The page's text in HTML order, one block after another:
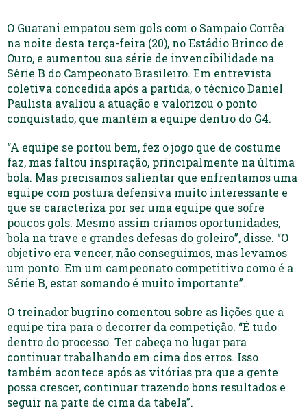
O Guarani empatou sem gols com o Sampaio Corrêa
na noite desta terça-feira (20), no Estádio Brinco de
Ouro, e aumentou sua série de invencibilidade na
Série B do Campeonato Brasileiro. Em entrevista
coletiva concedida após a partida, o técnico Daniel
Paulista avaliou a atuação e valorizou o ponto
conquistado, que mantém a equipe dentro do G4.
“A equipe se portou bem, fez o jogo que de costume
faz, mas faltou inspiração, principalmente na última
bola. Mas precisamos salientar que enfrentamos uma
equipe com postura defensiva muito interessante e
que se caracteriza por ser uma equipe que sofre
poucos gols. Mesmo assim criamos oportunidades,
bola na trave e grandes defesas do goleiro”, disse. “O
objetivo era vencer, não conseguimos, mas levamos
um ponto. Em um campeonato competitivo como é a
Série B, estar somando é muito importante”.
O treinador bugrino comentou sobre as lições que a
equipe tira para o decorrer da competição. “É tudo
dentro do processo. Ter cabeça no lugar para
continuar trabalhando em cima dos erros. Isso
também acontece após as vitórias pra que a gente
possa crescer, continuar trazendo bons resultados e
seguir na parte de cima da tabela”.